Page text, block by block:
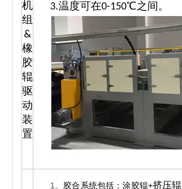
机
组
&
橡
胶
辊
驱
动
装
置
3.温度可在0-150℃之间。
1。 胶合系统包括：涂胶辊+挤压辊